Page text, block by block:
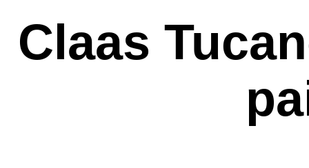
Claas